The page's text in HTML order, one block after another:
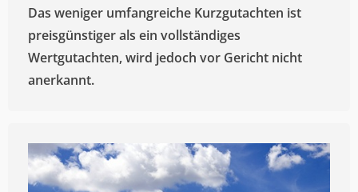
Das weniger umfangreiche Kurzgutachten ist
preisgünstiger als ein vollständiges
Wertgutachten, wird jedoch vor Gericht nicht
anerkannt.